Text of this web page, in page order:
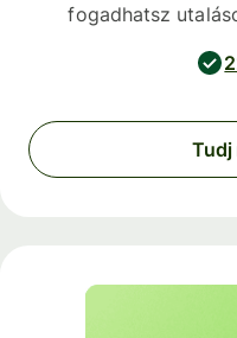
fogadhatsz
Tudj